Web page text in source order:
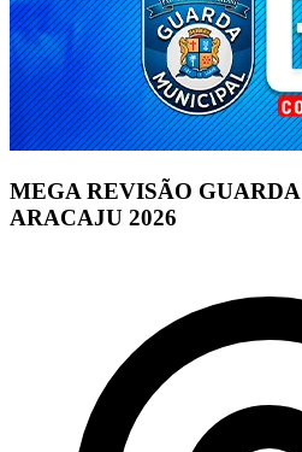
MEGA REVISÃO
ARACAJU 2026